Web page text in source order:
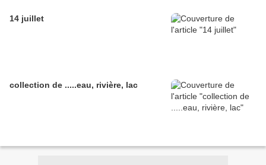
14 juillet
collection de .....eau, rivière, lac